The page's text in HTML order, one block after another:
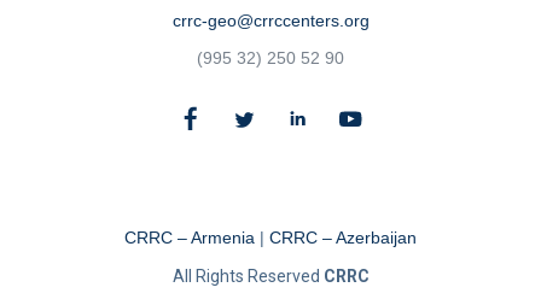
crrc-geo@crrccenters.org
(995 32) 250 52 90
All Rights Reserved CRRC
CRRC – Armenia | CRRC – Azerbaijan